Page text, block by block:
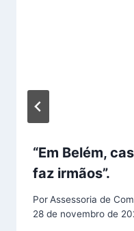
“Em Belém,
faz irmãos”.
PorAssessoria de
28 de novembro de